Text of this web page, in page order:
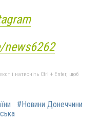
і натисніть Ctrl + Enter, щоб
#Новини Донеччини